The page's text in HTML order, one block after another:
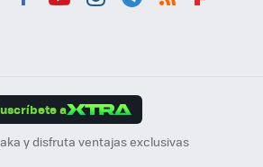
a
y disfruta ventajas exclusivas